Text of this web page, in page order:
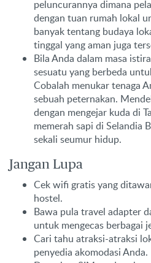
peluncurannya dimana
dengan tuan rumah lokal
banyak tentang budaya
tinggal yang aman juga
Bila Anda dalam masa
sesuatu yang berbeda
Cobalah menukar tenaga
sebuah peternakan.
dengan mengejar kuda di
memerah sapi di Selandia
sekali seumur hidup.
Jangan Lupa
Cek wifi gratis yang
hostel.
Bawa pula travel adapter
untuk mengecas berbagai
Cari tahu atraksi-atraksi
penyedia akomodasi Anda.